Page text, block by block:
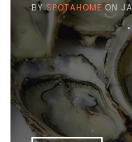
BYSPOTAHOMEON